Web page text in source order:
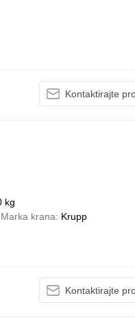
Kontaktirajte
kg
Marka krana
Krupp
Kontaktirajte